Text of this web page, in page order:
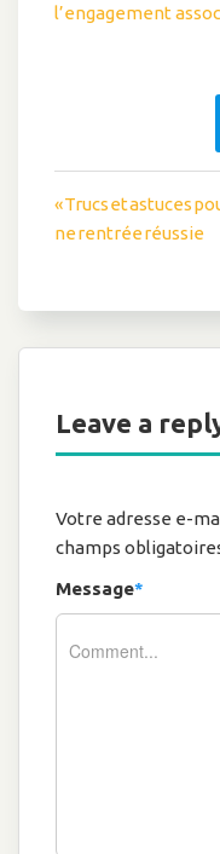
l’engagement
de
« Trucs et astuces
ne rentrée réussie
Leave a
Votre adresse e-
champs
Message*